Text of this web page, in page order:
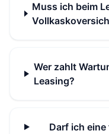
Muss ich beim
Wer zahlt
Leasing?
Darf ich